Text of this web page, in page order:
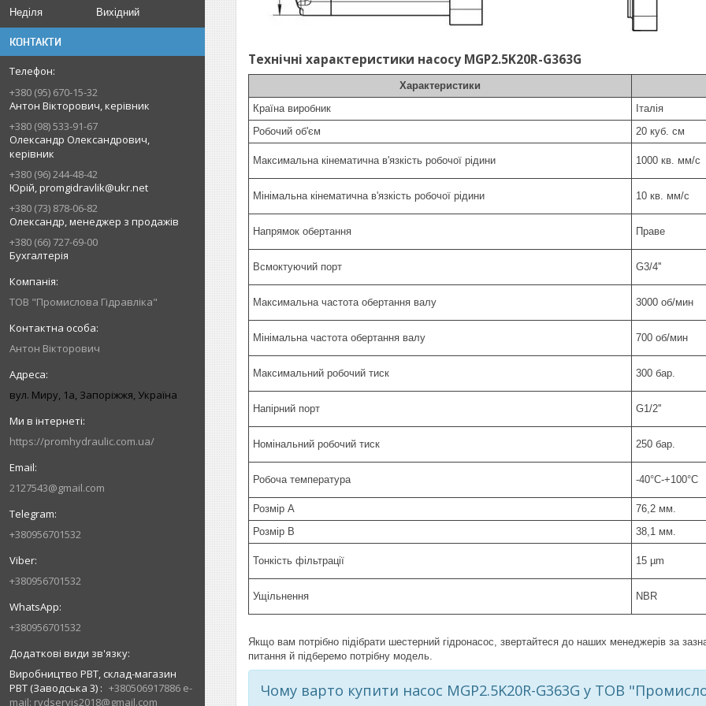
Неділя
Вихідний
КОНТАКТИ
+380 (95) 670-15-32
Антон Вікторович, керівник
+380 (98) 533-91-67
Олександр Олександрович,
керівник
+380 (96) 244-48-42
Юрій, promgidravlik@ukr.net
+380 (73) 878-06-82
Олександр, менеджер з продажів
+380 (66) 727-69-00
Бухгалтерія
ТОВ "Промислова Гідравліка"
Антон Вікторович
вул. Миру, 1а, Запоріжжя, Україна
https://promhydraulic.com.ua/
2127543@gmail.com
+380956701532
+380956701532
+380956701532
Виробництво РВТ, склад-магазин
РВТ (Заводська 3)
+380506917886 e-
mail: rvdservis2018@gmail.com
Технічні характеристики насосу MGP2.5K20R-G363G
Характеристики
Країна виробник
Італія
Робочий об'єм
20 куб. см
Максимальна кінематична в'язкість робочої рідини 1000 кв. мм/с
Мінімальна кінематична в'язкість робочої рідини 10 кв. мм/с
Напрямок обертання Праве
Всмоктуючий порт G3/4''
Максимальна частота обертання валу 3000 об/мин
Мінімальна частота обертання валу 700 об/мин
Максимальний робочий тиск 300 бар.
Напірний порт G1/2''
Номінальний робочий тиск 250 бар.
Робоча температура -40°С-+100°С
Розмір A
76,2 мм.
Розмір В
38,1 мм.
Тонкість фільтрації 15 µm
Ущільнення NBR
Якщо вам потрібно підібрати шестерний гідронасос, звертайтеся до наших менеджерів за
питання й підберемо потрібну модель.
Чому варто купити насос MGP2.5K20R-G363G у ТОВ